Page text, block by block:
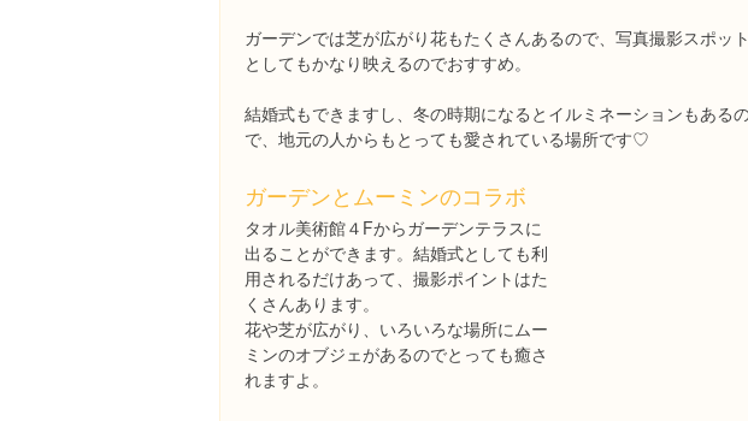
ガーデンでは芝が広がり花もたくさんあるので、写真撮影スポット
としてもかなり映えるのでおすすめ。
結婚式もできますし、冬の時期になるとイルミネーションもある
で、地元の人からもとっても愛されている場所です♡
ガーデンとムーミンのコラボ
タオル美術館４Fからガーデンテラスに
出ることができます。結婚式としても利
用されるだけあって、撮影ポイントはた
くさんあります。
花や芝が広がり、いろいろな場所にムー
ミンのオブジェがあるのでとっても癒さ
れますよ。